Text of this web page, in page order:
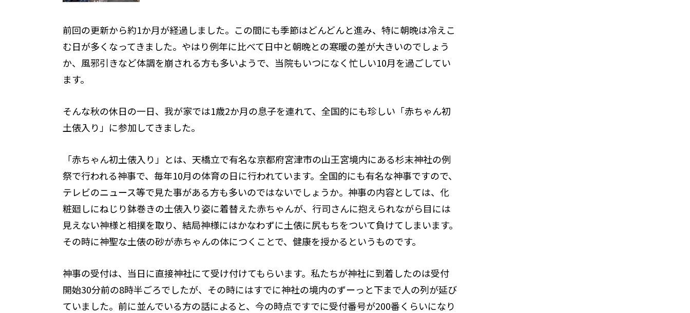
前回の更新から約1か月が経過しました。この間にも季節はどんどんと進み、特に朝晩は冷えこ
む日が多くなってきました。やはり例年に比べて日中と朝晩との寒暖の差が大きいのでしょう
か、風邪引きなど体調を崩される方も多いようで、当院もいつになく忙しい10月を過ごしてい
ます。
そんな秋の休日の一日、我が家では1歳2か月の息子を連れて、全国的にも珍しい「赤ちゃん初
土俵入り」に参加してきました。
「赤ちゃん初土俵入り」とは、天橋立で有名な京都府宮津市の山王宮境内にある杉末神社の例
祭で行われる神事で、毎年10月の体育の日に行われています。全国的にも有名な神事ですので、
テレビのニュース等で見た事がある方も多いのではないでしょうか。神事の内容としては、化
粧廻しにねじり鉢巻きの土俵入り姿に着替えた赤ちゃんが、行司さんに抱えられながら目には
見えない神様と相撲を取り、結局神様にはかなわずに土俵に尻もちをついて負けてしまいます。
その時に神聖な土俵の砂が赤ちゃんの体につくことで、健康を授かるというものです。
神事の受付は、当日に直接神社にて受け付けてもらいます。私たちが神社に到着したのは受付
開始30分前の8時半ごろでしたが、その時にはすでに神社の境内のずーっと下まで人の列が延び
ていました。前に並んでいる方の話によると、今の時点ですでに受付番号が200番くらいになり